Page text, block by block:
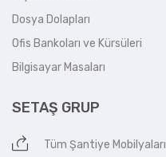
Dosya Dolapları
Ofis Bankoları ve Kürsüleri
Bilgisayar Masaları
SETAŞ GRUP
Tüm Şantiye Mobilyaları